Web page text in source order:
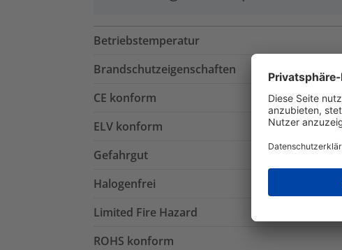
Betriebstemperatur
Brandschutzeigenschaften
CE konform
ELV konform
Gefahrgut
Halogenfrei
Limited Fire Hazard
ROHS konform